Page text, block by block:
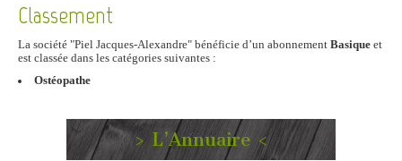
Classement
La société "Piel Jacques-Alexandre" bénéficie d’un abonnement Basique et
est classée dans les catégories suivantes :
Ostéopathe
> L’Annuaire <